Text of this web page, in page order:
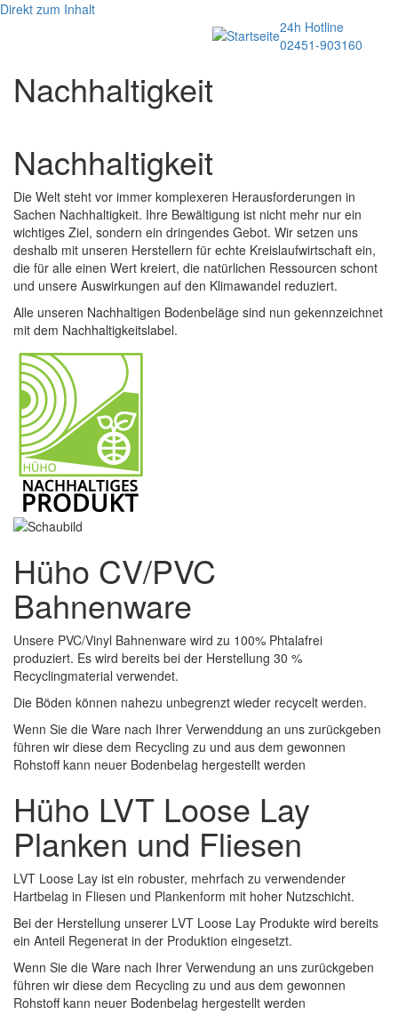
Direkt zum Inhalt
24h Hotline
02451-903160
Nachhaltigkeit
Nachhaltigkeit
Die Welt steht vor immer komplexeren Herausforderungen in
Sachen Nachhaltigkeit. Ihre Bewältigung ist nicht mehr nur ein
wichtiges Ziel, sondern ein dringendes Gebot. Wir setzen uns
deshalb mit unseren Herstellern für echte Kreislaufwirtschaft ein,
die für alle einen Wert kreiert, die natürlichen Ressourcen schont
und unsere Auswirkungen auf den Klimawandel reduziert.
Alle unseren Nachhaltigen Bodenbeläge sind nun gekennzeichnet
mit dem Nachhaltigkeitslabel.
Hüho CV/PVC
Bahnenware
Unsere PVC/Vinyl Bahnenware wird zu 100% Phtalafrei
produziert. Es wird bereits bei der Herstellung 30 %
Recyclingmaterial verwendet.
Die Böden können nahezu unbegrenzt wieder recycelt werden.
Wenn Sie die Ware nach Ihrer Verwenddung an uns zurückgeben
führen wir diese dem Recycling zu und aus dem gewonnen
Rohstoff kann neuer Bodenbelag hergestellt werden
Hüho LVT Loose Lay
Planken und Fliesen
LVT Loose Lay ist ein robuster, mehrfach zu verwendender
Hartbelag in Fliesen und Plankenform mit hoher Nutzschicht.
Bei der Herstellung unserer LVT Loose Lay Produkte wird bereits
ein Anteil Regenerat in der Produktion eingesetzt.
Wenn Sie die Ware nach Ihrer Verwendung an uns zurückgeben
führen wir diese dem Recycling zu und aus dem gewonnen
Rohstoff kann neuer Bodenbelag hergestellt werden